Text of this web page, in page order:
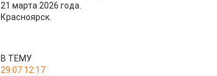
21 марта 2026 года.
Красноярск.
В ТЕМУ
29.07 12:17